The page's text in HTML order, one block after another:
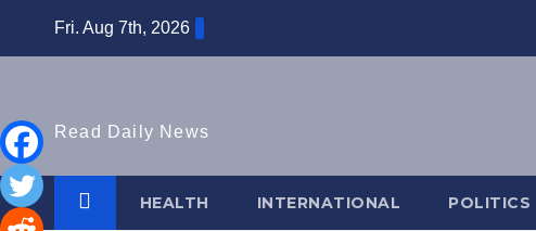
Fri. Aug 7th, 2026
Read Daily News
HEALTH INTERNATIONAL POLITICS